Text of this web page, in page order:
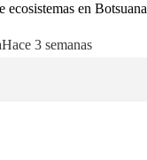
ecosistemas en Botsuana
Hace 3 semanas